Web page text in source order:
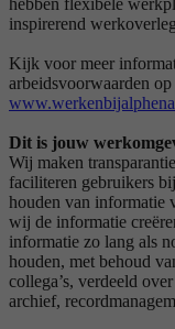
inspirerend
Kijk voor meer
arbeidsvoorwaarden op
Dit is jouw
Wij maken
faciliteren gebruikers
houden van informatie
wij de informatie
informatie zo lang als
houden, met behoud
collega’s, verdeeld
archief,